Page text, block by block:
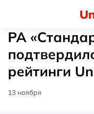
РА
рейтинги
13 ноября